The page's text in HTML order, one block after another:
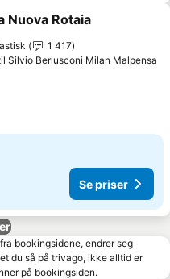
til i favoritter
Nuova Rotaia
1 417
Silvio Berlusconi Milan Malpensa
Se priser
bookingsidene, endrer seg
du så på trivago, ikke alltid er
på bookingsiden.